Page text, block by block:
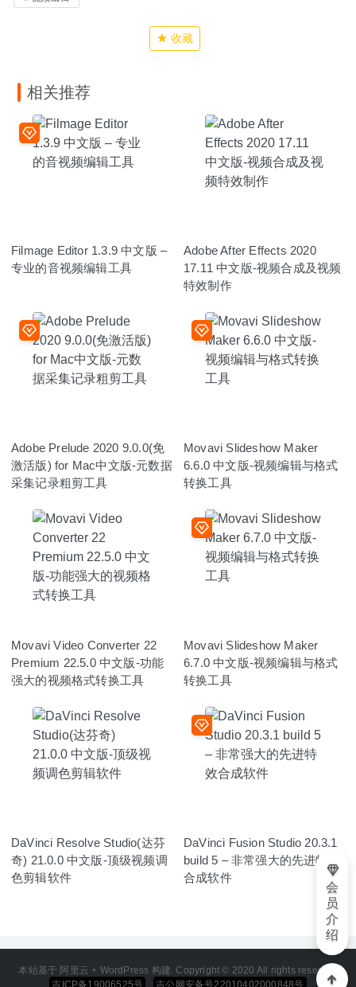
收藏
相关推荐
Filmage Editor 1.3.9 中文版 –
专业的音视频编辑工具
Adobe After Effects 2020
17.11 中文版-视频合成及视频
特效制作
Adobe Prelude 2020 9.0.0(免
激活版) for Mac中文版-元数据
采集记录粗剪工具
Movavi Slideshow Maker
6.6.0 中文版-视频编辑与格式
转换工具
Movavi Video Converter 22
Premium 22.5.0 中文版-功能
强大的视频格式转换工具
Movavi Slideshow Maker
6.7.0 中文版-视频编辑与格式
转换工具
DaVinci Resolve Studio(达芬
奇) 21.0.0 中文版-顶级视频调
色剪辑软件
DaVinci Fusion Studio 20.3.1
build 5 – 非常强大的先进特效
合成软件
本站基于 阿里云 + WordPress 构建. Copyright © 2020 All rights reserved
吉ICP备19006525号
吉公网安备号22010402000848号
会
员
介
绍